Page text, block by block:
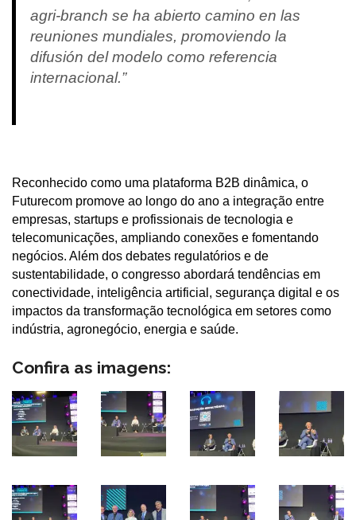
agri-branch se ha abierto camino en las
reuniones mundiales, promoviendo la
difusión del modelo como referencia
internacional.”
Reconhecido como uma plataforma B2B dinâmica, o
Futurecom promove ao longo do ano a integração entre
empresas, startups e profissionais de tecnologia e
telecomunicações, ampliando conexões e fomentando
negócios. Além dos debates regulatórios e de
sustentabilidade, o congresso abordará tendências em
conectividade, inteligência artificial, segurança digital e os
impactos da transformação tecnológica em setores como
indústria, agronegócio, energia e saúde.
Confira as imagens: